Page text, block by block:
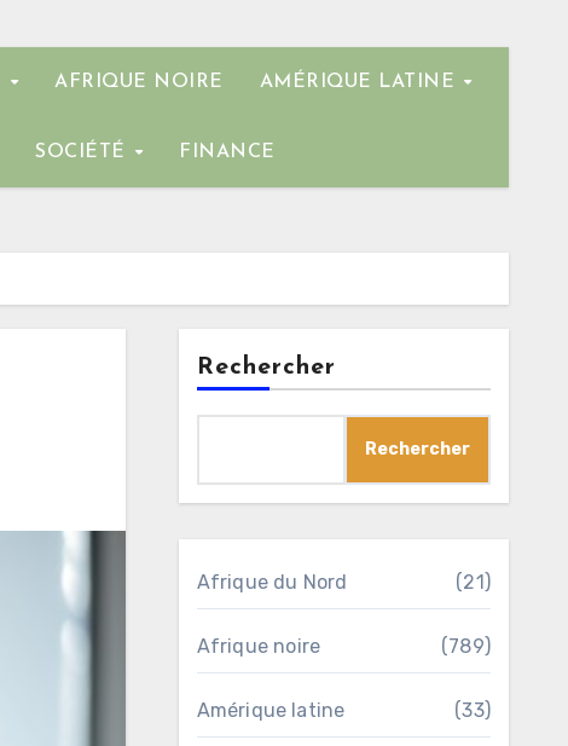
AFRIQUE NOIRE AMÉRIQUE LATINE
SOCIÉTÉ FINANCE
Rechercher
Rechercher
Afrique du Nord (21)
Afrique noire (789)
Amérique latine (33)